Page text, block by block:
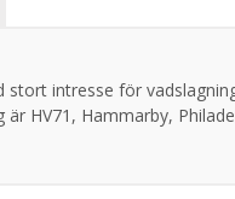
stort intresse för
är HV71, Hammarby,